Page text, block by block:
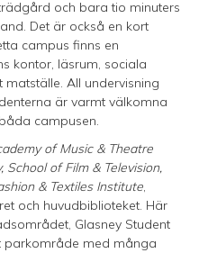
och bara tio minuters
Det är också en kort
campus finns en
kontor, läsrum, sociala
All undervisning
är varmt välkomna
campusen.
of Music & Theatre
of Film & Television,
& Textiles Institute,
och huvudbiblioteket. Här
Glasney Student
parkområde med många